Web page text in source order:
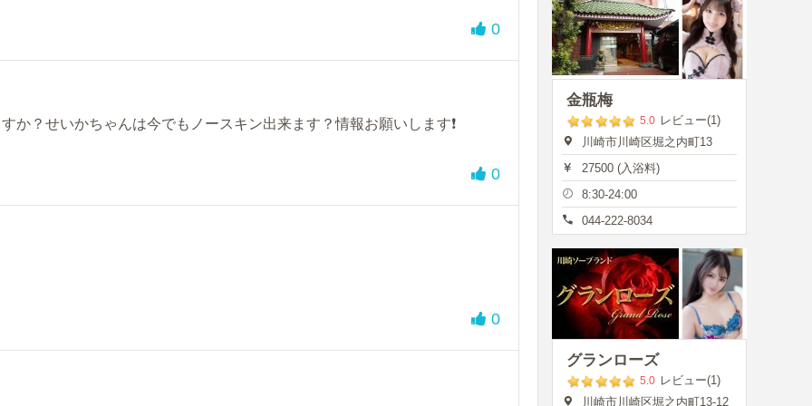
0
か？せいかちゃんは今でもノースキン出来ます？情報お願いします❗️
0
0
金瓶梅
5.0 レビュー(1)
川崎市川崎区堀之内町13
27500 (入浴料)
8:30-24:00
044-222-8034
グランローズ
5.0 レビュー(1)
川崎市川崎区堀之内町13-12